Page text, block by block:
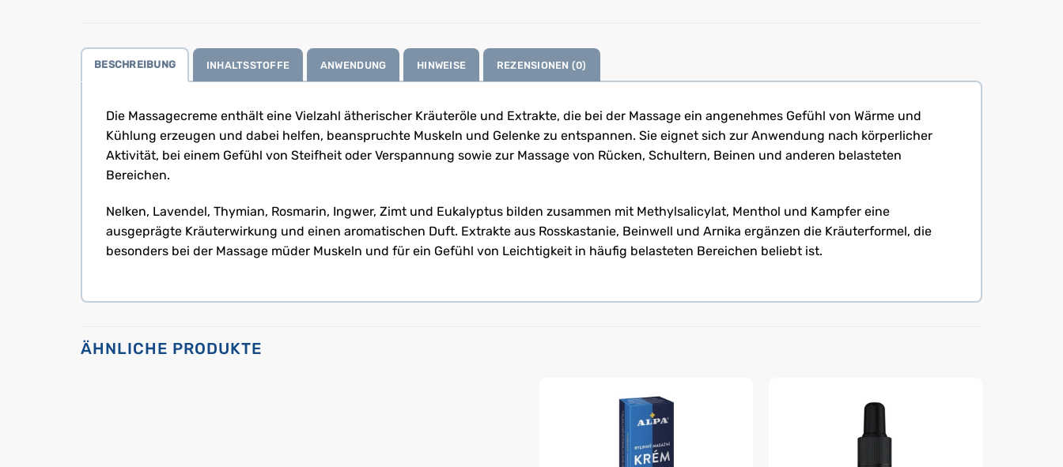
BESCHREIBUNG INHALTSSTOFFE ANWENDUNG HINWEISE REZENSIONEN (0)
Die Massagecreme enthält eine Vielzahl ätherischer Kräuteröle und Extrakte, die bei der Massage ein angenehmes Gefühl von Wärme und
Kühlung erzeugen und dabei helfen, beanspruchte Muskeln und Gelenke zu entspannen. Sie eignet sich zur Anwendung nach körperlicher
Aktivität, bei einem Gefühl von Steifheit oder Verspannung sowie zur Massage von Rücken, Schultern, Beinen und anderen belasteten
Bereichen.
Nelken, Lavendel, Thymian, Rosmarin, Ingwer, Zimt und Eukalyptus bilden zusammen mit Methylsalicylat, Menthol und Kampfer eine
ausgeprägte Kräuterwirkung und einen aromatischen Duft. Extrakte aus Rosskastanie, Beinwell und Arnika ergänzen die Kräuterformel, die
besonders bei der Massage müder Muskeln und für ein Gefühl von Leichtigkeit in häufig belasteten Bereichen beliebt ist.
ÄHNLICHE PRODUKTE